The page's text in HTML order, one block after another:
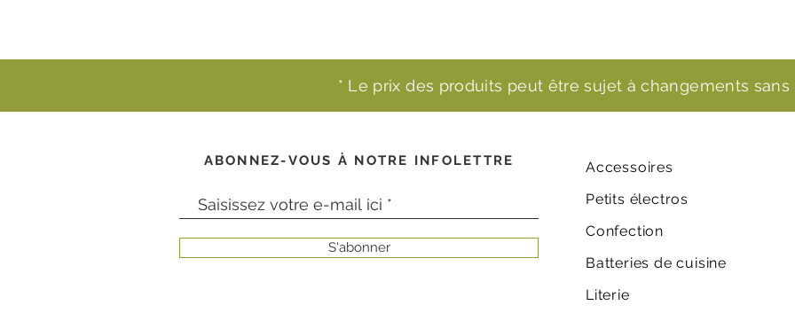
* Le prix des produits peut être sujet à changements sans
ABONNEZ-VOUS À NOTRE INFOLETTRE
S'abonner
Accessoires
Petits électros
Confection
Batteries de cuisine
Literie